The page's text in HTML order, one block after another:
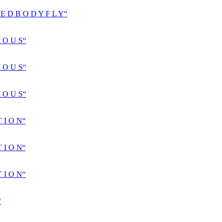
D B O D Y F L Y“
U S“
U S“
U S“
I O N“
I O N“
I O N“